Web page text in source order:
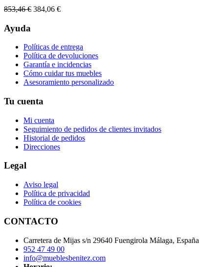
853,46 € 384,06 €
Ayuda
Políticas de entrega
Política de devoluciones
Garantía e incidencias
Cómo cuidar tus muebles
Asesoramiento personalizado
Tu cuenta
Mi cuenta
Seguimiento de pedidos de clientes invitados
Historial de pedidos
Direcciones
Legal
Aviso legal
Política de privacidad
Política de cookies
CONTACTO
Carretera de Mijas s/n 29640 Fuengirola Málaga, España
952 47 49 00
info@mueblesbenitez.com